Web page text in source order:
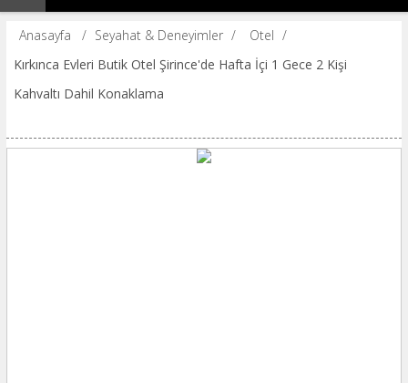
Anasayfa / Seyahat & Deneyimler / Otel /
Kırkınca Evleri Butik Otel Şirince'de Hafta İçi 1 Gece 2 Kişi
Kahvaltı Dahil Konaklama